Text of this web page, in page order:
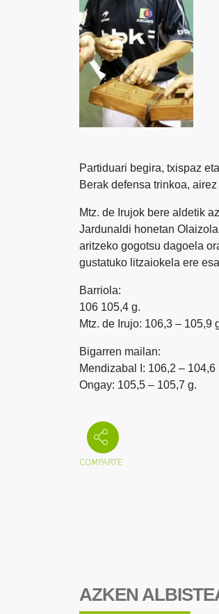
Partiduari begira, txispaz
Berak defensa trinkoa,
Mtz. de Irujok bere aldetik
Jardunaldi honetan
aritzeko gogotsu dagoela
gustatuko litzaiokela ere
Barriola:
106 105,4 g.
Mtz. de Irujo: 106,3 – 105,9
Bigarren mailan:
Mendizabal I: 106,2 – 104,6
Ongay: 105,5 – 105,7 g.
AZKEN